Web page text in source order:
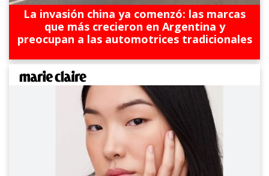
La invasión china ya comenzó: las marcas
que más crecieron en Argentina y
preocupan a las automotrices tradicionales